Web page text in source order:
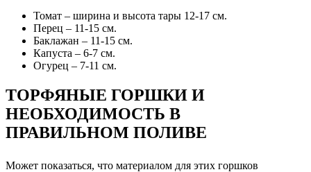
Томат – ширина и высота тары 12-17 см.
Перец – 11-15 см.
Баклажан – 11-15 см.
Капуста – 6-7 см.
Огурец – 7-11 см.
ТОРФЯНЫЕ ГОРШКИ И
НЕОБХОДИМОСТЬ В
ПРАВИЛЬНОМ ПОЛИВЕ
Может показаться, что материалом для этих горшков